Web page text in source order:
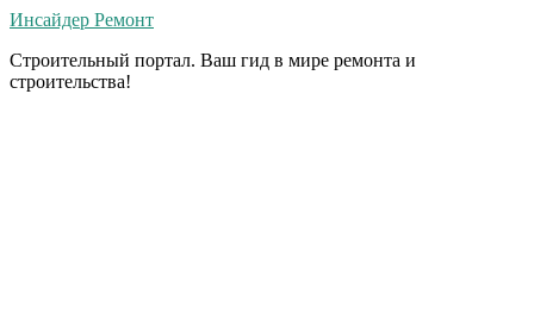
Инсайдер Ремонт
Строительный портал. Ваш гид в мире ремонта и
строительства!